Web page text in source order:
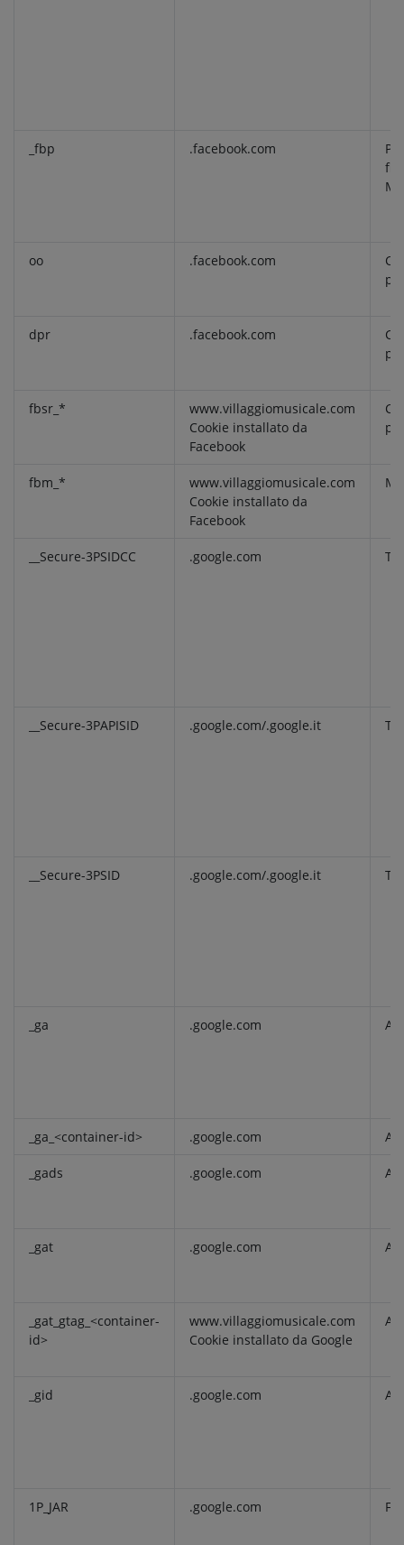
_fbp .facebook.com
oo .facebook.com
dpr .facebook.com
fbsr_*
www.villaggiomusicale.com
Cookie installato da
Facebook
fbm_*
www.villaggiomusicale.com
Cookie installato da
Facebook
__Secure-3PSIDCC .google.com
__Secure-3PAPISID .google.com/.google.it
__Secure-3PSID .google.com/.google.it
_ga .google.com
_ga_<container-id> .google.com
_gads .google.com
_gat .google.com
_gat_gtag_<container-
id>
www.villaggiomusicale.com
Cookie installato da Google
_gid .google.com
1P_JAR .google.com